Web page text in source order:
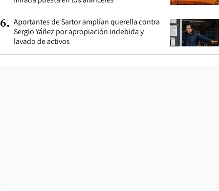
6. Aportantes de Sartor amplían querella contra
Sergio Yáñez por apropiación indebida y
lavado de activos